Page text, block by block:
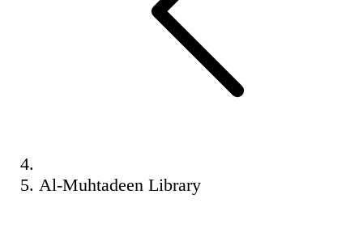
Al-Muhtadeen Library